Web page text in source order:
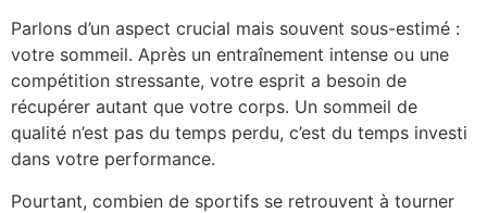
Parlons d’un aspect crucial mais souvent sous-estimé :
votre sommeil. Après un entraînement intense ou une
compétition stressante, votre esprit a besoin de
récupérer autant que votre corps. Un sommeil de
qualité n’est pas du temps perdu, c’est du temps investi
dans votre performance.
Pourtant, combien de sportifs se retrouvent à tourner